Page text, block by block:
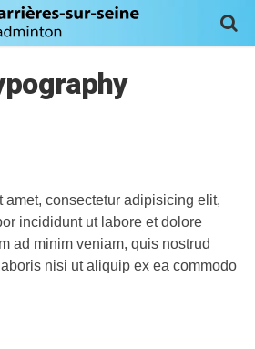
amet, consectetur adipisicing elit,
incididunt ut labore et dolore
ad minim veniam, quis nostrud
nisi ut aliquip ex ea commodo